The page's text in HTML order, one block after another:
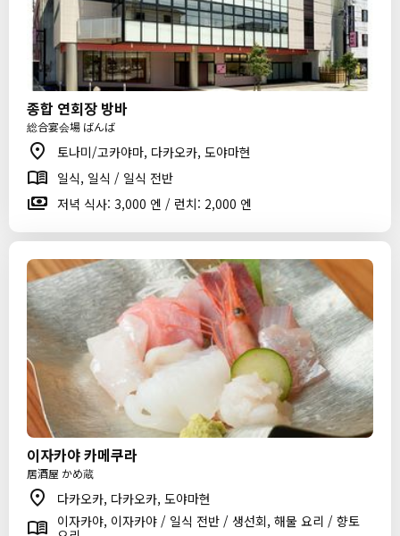
종합 연회장 방바
総合宴会場 ばんば
토나미/고카야마, 다카오카, 도야마현
일식, 일식 / 일식 전반
저녁 식사: 3,000 엔 / 런치: 2,000 엔
이자카야 카메쿠라
居酒屋 かめ蔵
다카오카, 다카오카, 도야마현
이자카야, 이자카야 / 일식 전반 / 생선회, 해물 요리 / 향토